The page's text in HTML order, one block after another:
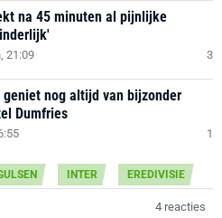
na 45 minuten al pijnlijke
21:09 3
geniet nog altijd van bijzonder
Dumfries
1
INTER EREDIVISIE
4 reacties